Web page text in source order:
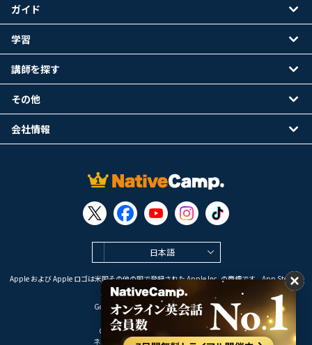
日本語
Apple および Apple ロゴは米国その他の国で登録された Apple Inc. の商標です。App Store は
Apple Inc. のサービスマークです。
Google Play は Google LLC の商標です。
Copyright © 2026 オンライン英会話
ネイティブキャンプ All Rights Reserved.
ガイド
学習
講師を探す
その他
会社情報